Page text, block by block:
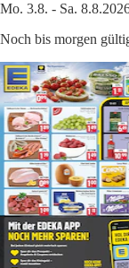
Mo. 3.8. - Sa.
Noch bis morgen